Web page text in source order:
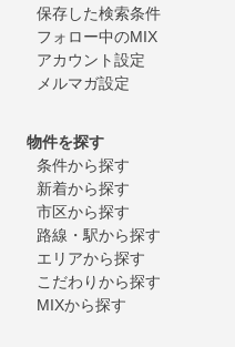
保存した検索条件
フォロー中のMIX
アカウント設定
メルマガ設定
物件を探す
条件から探す
新着から探す
市区から探す
路線・駅から探す
エリアから探す
こだわりから探す
MIXから探す